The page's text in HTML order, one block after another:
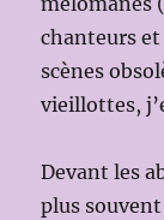
chanteurs et
scènes
vieillottes,
Devant les
plus